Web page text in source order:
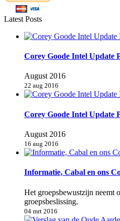
Latest Posts
Corey Goode Intel Update
August 2016
22 aug 2016
Corey Goode Intel Update
August 2016
16 aug 2016
Informatie, Cabal en ons
Het groepsbewustzijn neemt
groepsbeslissing.
04 mrt 2016